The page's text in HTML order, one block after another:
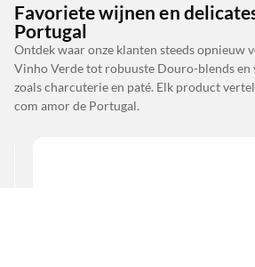
Favoriete wijnen en
Portugal
Ontdek waar onze klanten steeds opnieuw
Vinho Verde tot robuuste Douro-blends en
zoals charcuterie en paté. Elk product
com amor de Portugal.